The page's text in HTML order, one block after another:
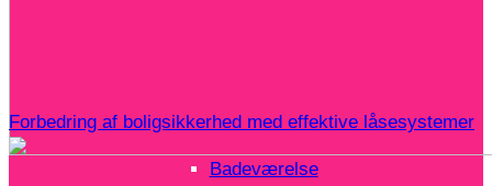
Forbedring af boligsikkerhed med effektive låsesystemer
Badeværelse